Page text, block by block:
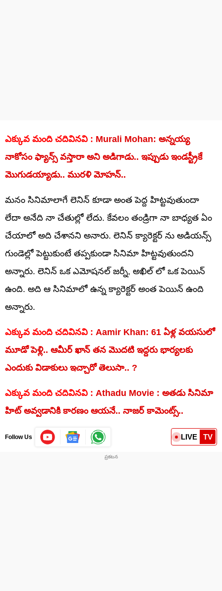
ఎక్కువ మంది చదివినవి : Murali Mohan: అన్నయ్య
నాకోసం ఫ్యాన్స్ వస్తారా అని అడిగాడు.. ఇప్పుడు ఇండస్ట్రీకే
మొగుడయ్యాడు.. మురళి మోహన్..
మనం సినిమాలాగే లెనిన్ కూడా అంత పెద్ద హిట్టవుతుందా
లేదా అనేది నా చేతుల్లో లేదు. కేవలం తండ్రిగా నా బాధ్యత ఏం
చేయాలో అది చేశానని అనారు. లెనిన్ క్యారెక్టర్ ను అడియన్స్
గుండెల్లో పెట్టుకుంటే తప్పకుండా సినిమా హిట్టవుతుందని
అన్నారు. లెనిన్ ఒక ఎమోషనల్ జర్నీ, అఖిల్ లో ఒక పెయిన్
ఉంది. అది ఆ సినిమాలో ఉన్న క్యారెక్టర్ అంత పెయిన్ ఉంది
అన్నారు.
ఎక్కువ మంది చదివినవి : Aamir Khan: 61 ఏళ్ల వయసులో
మూడో పెళ్లి.. ఆమీర్ ఖాన్ తన మొదటి ఇద్దరు భార్యలకు
ఎందుకు విడాకులు ఇచ్చారో తెలుసా.. ?
ఎక్కువ మంది చదివినవి : Athadu Movie : అతడు సినిమా
హిట్ అవ్వడానికి కారణం ఆయనే.. నాజర్ కామెంట్స్..
Follow Us LIVE TV